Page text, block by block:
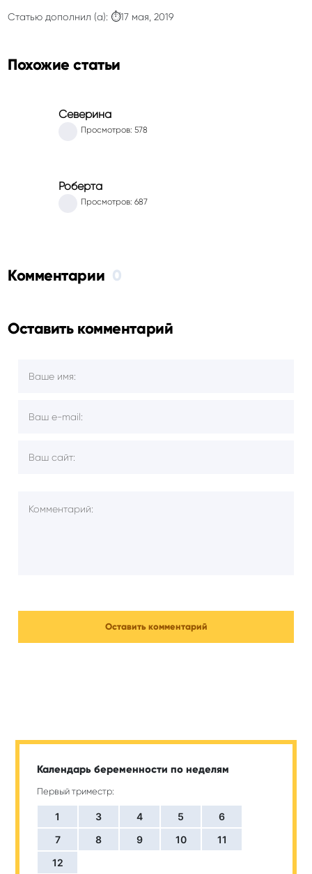
Статью дополнил (а): ⏱17 мая, 2019
Похожие статьи
Северина
Просмотров: 578
Роберта
Просмотров: 687
Комментарии 0
Оставить комментарий
Календарь беременности по неделям
Первый триместр:
1 3 4 5
6
7
8 9 10
11
12